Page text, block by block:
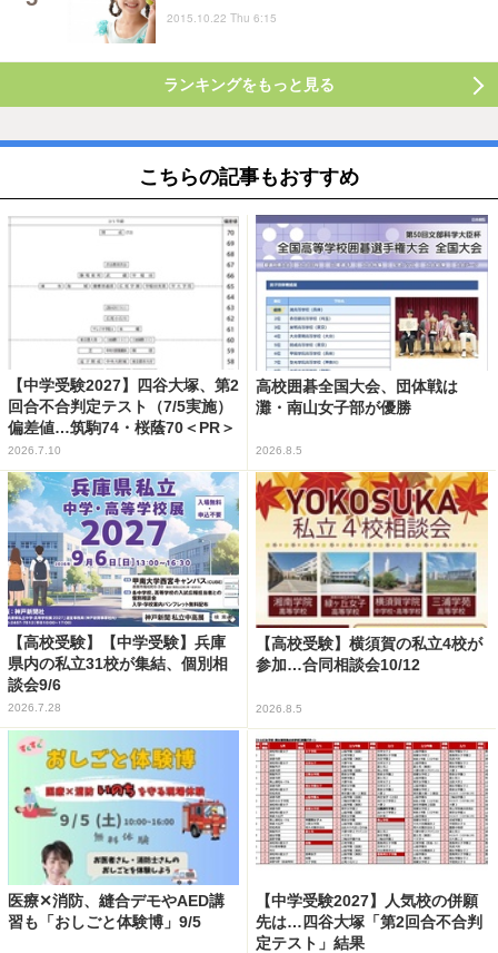
2015.10.22 Thu 6:15
ランキングをもっと見る
こちらの記事もおすすめ
【中学受験2027】四谷大塚、第2
回合不合判定テスト（7/5実施）
偏差値…筑駒74・桜蔭70＜PR＞
2026.7.10
高校囲碁全国大会、団体戦は
灘・南山女子部が優勝
2026.8.5
【高校受験】【中学受験】兵庫
県内の私立31校が集結、個別相
談会9/6
2026.7.28
【高校受験】横須賀の私立4校が
参加…合同相談会10/12
2026.8.5
医療✕消防、縫合デモやAED講
習も「おしごと体験博」9/5
【中学受験2027】人気校の併願
先は…四谷大塚「第2回合不合判
定テスト」結果